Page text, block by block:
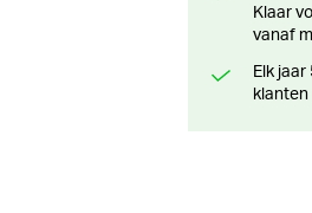
Klaar
vanaf
Elk jaar 50.000 tevreden
klanten